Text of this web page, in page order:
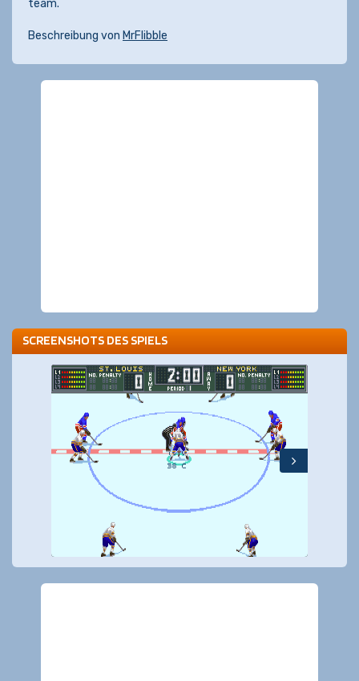
team.
Beschreibung von MrFlibble
SCREENSHOTS DES SPIELS